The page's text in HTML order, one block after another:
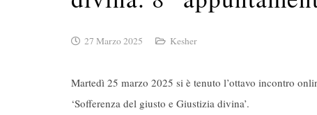
27 Marzo 2025 Kesher
Martedì 25 marzo 2025 si è tenuto l’ottavo incontro
‘Sofferenza del giusto e Giustizia divina’.